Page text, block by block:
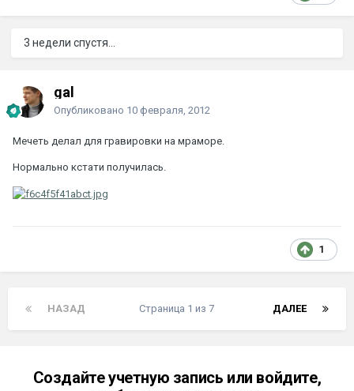
3 недели спустя...
gal
Опубликовано 10 февраля, 2012
Мечеть делал для гравировки на мраморе.
Нормально кстати получилась.
1
НАЗАД ДАЛЕЕ
Страница 1 из 7
Создайте учетную запись или войдите,